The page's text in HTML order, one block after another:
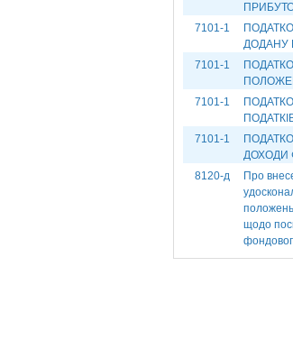
7101-1
ДОДАНУ
7101-1
7101-1
7101-1
ДОХОДИ
8120-д
Про
положень
щодо